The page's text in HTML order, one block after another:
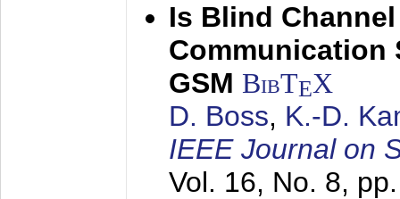
Is Blind
Communication
GSM BibTEX
D. Boss, K.-D.
IEEE Journal on
Vol. 16, No. 8,